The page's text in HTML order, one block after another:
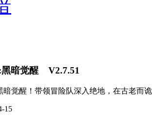
黑暗觉醒 V2.7.51
暗觉醒！带领冒险队深入绝地，在古老而
15